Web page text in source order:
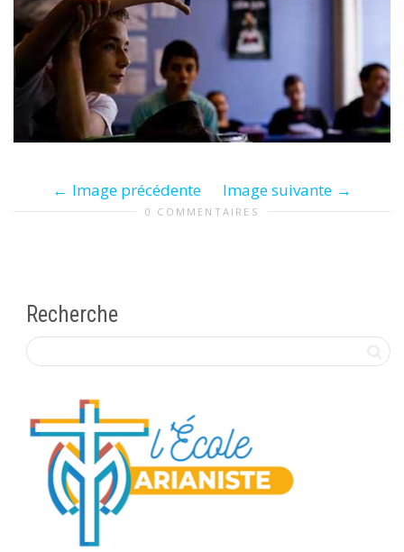
Image précédente Image suivante
0 COMMENTAIRES
Recherche